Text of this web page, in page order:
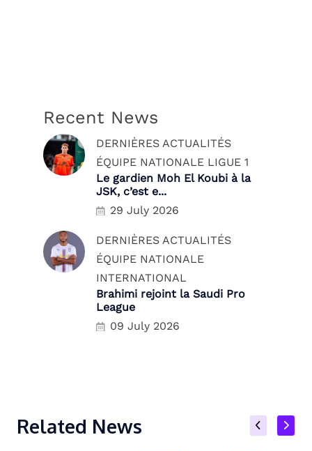
Recent News
DERNIÈRES ACTUALITÉS
ÉQUIPE NATIONALE LIGUE 1
Le gardien Moh El Koubi à la
JSK, c’est e...
29 July 2026
DERNIÈRES ACTUALITÉS
ÉQUIPE NATIONALE
INTERNATIONAL
Brahimi rejoint la Saudi Pro
League
09 July 2026
Related News